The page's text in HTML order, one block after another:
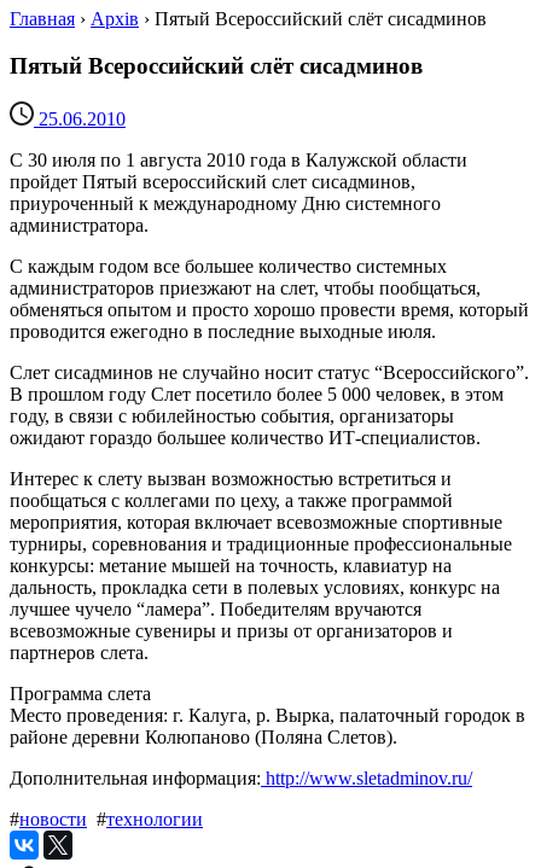
Главная › Архів › Пятый Всероссийский слёт сисадминов
Пятый Всероссийский слёт сисадминов
25.06.2010
С 30 июля по 1 августа 2010 года в Калужской области
пройдет Пятый всероссийский слет сисадминов,
приуроченный к международному Дню системного
администратора.
С каждым годом все большее количество системных
администраторов приезжают на слет, чтобы пообщаться,
обменяться опытом и просто хорошо провести время, который
проводится ежегодно в последние выходные июля.
Слет сисадминов не случайно носит статус “Всероссийского”.
В прошлом году Слет посетило более 5 000 человек, в этом
году, в связи с юбилейностью события, организаторы
ожидают гораздо большее количество ИТ-специалистов.
Интерес к слету вызван возможностью встретиться и
пообщаться с коллегами по цеху, а также программой
мероприятия, которая включает всевозможные спортивные
турниры, соревнования и традиционные профессиональные
конкурсы: метание мышей на точность, клавиатур на
дальность, прокладка сети в полевых условиях, конкурс на
лучшее чучело “ламера”. Победителям вручаются
всевозможные сувениры и призы от организаторов и
партнеров слета.
Программа слета
Место проведения: г. Калуга, р. Вырка, палаточный городок в
районе деревни Колюпаново (Поляна Слетов).
Дополнительная информация: http://www.sletadminov.ru/
#новости #технологии